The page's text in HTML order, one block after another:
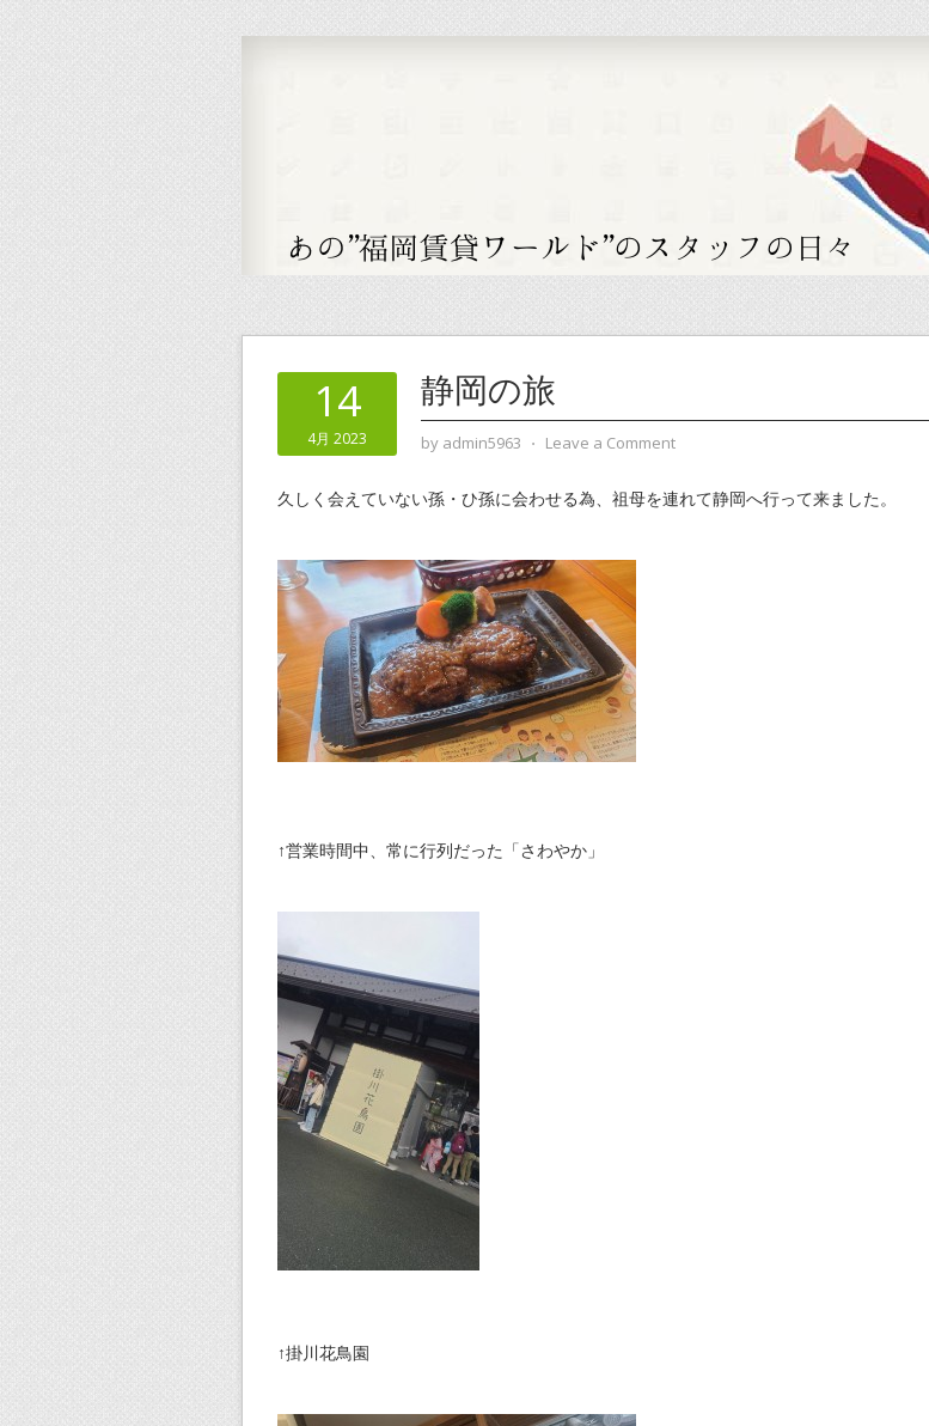
14
4月 2023
静岡の旅
by admin5963 ⋅ Leave a Comment
久しく会えていない孫・ひ孫に会わせる為、祖母を連れて静岡へ行って来ました。
↑営業時間中、常に行列だった「さわやか」
↑掛川花鳥園